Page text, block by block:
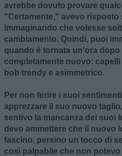
avrebbe dovuto provare
"Certamente," avevo risposto
immaginando che volesse
cambiamento. Quindi, puoi
quando è tornata un'ora
completamente nuovo:
bob trendy e asimmetrico.
Per non ferire i suoi
apprezzare il suo nuovo
sentivo la mancanza dei suoi
devo ammettere che il nuovo
fascino, persino un tocco di
così palpabile che non